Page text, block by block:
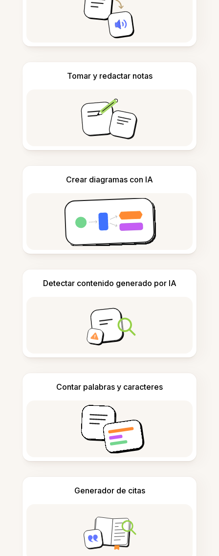
Tomar y redactar notas
Crear diagramas con IA
Detectar contenido generado por IA
Contar palabras y caracteres
Generador de citas